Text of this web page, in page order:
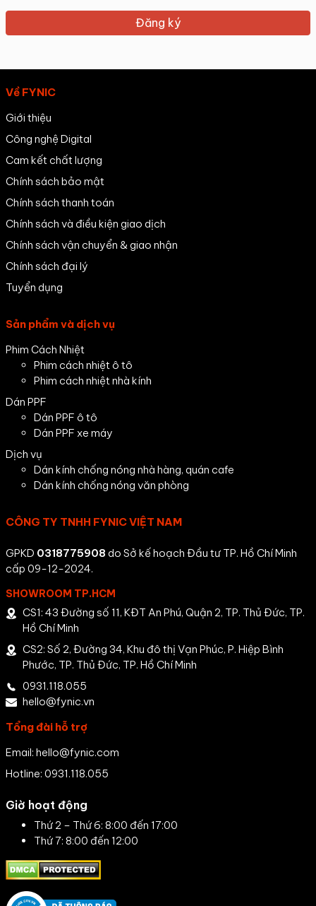
Về FYNIC
Giới thiệu
Công nghệ Digital
Cam kết chất lượng
Chính sách bảo mật
Chính sách thanh toán
Chính sách và điều kiện giao dịch
Chính sách vận chuyển & giao nhận
Chính sách đại lý
Tuyển dụng
Sản phẩm và dịch vụ
Phim Cách Nhiệt
Phim cách nhiệt ô tô
Phim cách nhiệt nhà kính
Dán PPF
Dán PPF ô tô
Dán PPF xe máy
Dịch vụ
Dán kính chống nóng nhà hàng, quán cafe
Dán kính chống nóng văn phòng
CÔNG TY TNHH FYNIC VIỆT NAM
GPKD 0318775908 do Sở kế hoạch Đầu tư TP. Hồ Chí Minh
cấp 09-12-2024.
SHOWROOM TP.HCM
CS1: 43 Đường số 11, KĐT An Phú, Quận 2, TP. Thủ Đức, TP.
Hồ Chí Minh
CS2: Số 2, Đường 34, Khu đô thị Vạn Phúc, P. Hiệp Bình
Phước, TP. Thủ Đức, TP. Hồ Chí Minh
0931.118.055
hello@fynic.vn
Tổng đài hỗ trợ
Email: hello@fynic.com
Hotline: 0931.118.055
Giờ hoạt động
Thứ 2 – Thứ 6: 8:00 đến 17:00
Thứ 7: 8:00 đến 12:00